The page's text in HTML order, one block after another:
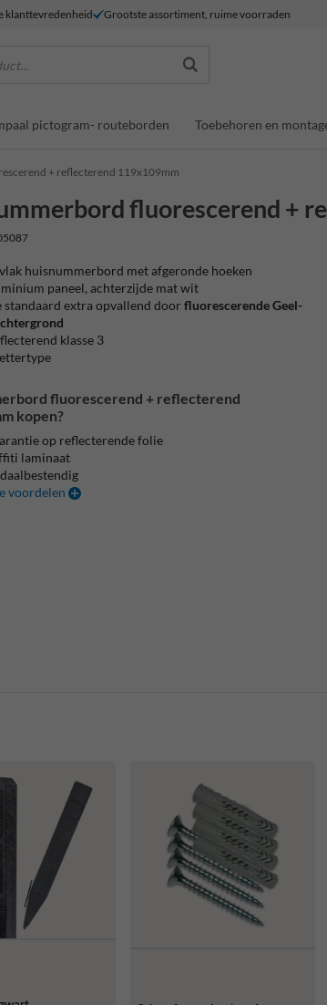
klanttevredenheid Grootste assortiment, ruime voorraden
pictogram- routeborden Toebehoren en
+ reflecterend 119x109mm
fluorescerend +
huisnummerbord met afgeronde hoeken
paneel, achterzijde mat wit
standaard extra opvallend doorfluorescerende Geel-
klasse 3
fluorescerend + reflecterend
kopen?
op reflecterende folie
laminaat
voordelen